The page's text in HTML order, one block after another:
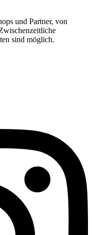
und Partner, von
sind möglich.